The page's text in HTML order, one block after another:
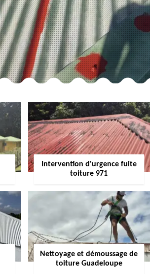
Intervention d'urgence fuite
toiture 971
Nettoyage et démoussage de
toiture Guadeloupe